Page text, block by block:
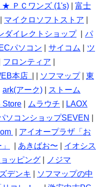
★ ＰＣワンズ (1's)
富士
マイクロソフトストア
ダイレクトショップ
パ
パソコン サイコム
ツ
フロンティア
本店
ソフマップ| 東
ark(アーク)
ストーム
Store ムラウチ
LAOX
ソコンショップSEVEN
アイオープラザ「お
あきばお〜
イオシス
ッピング
ノジマ
デンキ
ソフマップの中